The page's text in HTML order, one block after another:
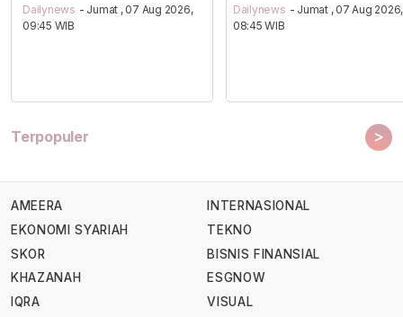
Dailynews - Jumat , 07 Aug 2026,
09:45 WIB
Dailynews - Jumat , 07 Aug 2026,
08:45 WIB
Terpopuler >
AMEERA
EKONOMI SYARIAH
SKOR
KHAZANAH
IQRA
INTERNASIONAL
TEKNO
BISNIS FINANSIAL
ESGNOW
VISUAL